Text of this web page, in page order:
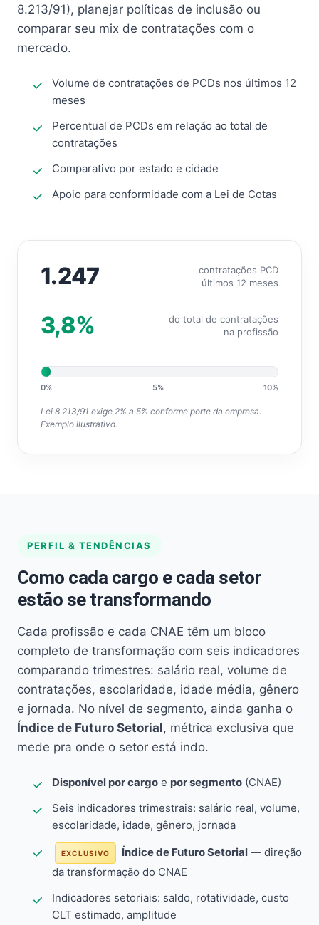
8.213/91), planejar políticas de inclusão ou
comparar seu mix de contratações com o
mercado.
Volume de contratações de PCDs nos últimos 12
meses
Percentual de PCDs em relação ao total de
contratações
Comparativo por estado e cidade
Apoio para conformidade com a Lei de Cotas
1.247
contratações PCD
últimos 12 meses
3,8%
do total de contratações
na profissão
0% 5% 10%
Lei 8.213/91 exige 2% a 5% conforme porte da empresa.
Exemplo ilustrativo.
PERFIL & TENDÊNCIAS
Como cada cargo e cada setor
estão se transformando
Cada profissão e cada CNAE têm um bloco
completo de transformação com seis indicadores
comparando trimestres: salário real, volume de
contratações, escolaridade, idade média, gênero
e jornada. No nível de segmento, ainda ganha o
Índice de Futuro Setorial, métrica exclusiva que
mede pra onde o setor está indo.
Disponível por cargo e por segmento (CNAE)
Seis indicadores trimestrais: salário real, volume,
escolaridade, idade, gênero, jornada
EXCLUSIVO Índice de Futuro Setorial — direção
da transformação do CNAE
Indicadores setoriais: saldo, rotatividade, custo
CLT estimado, amplitude